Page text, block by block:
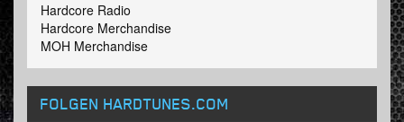
Hardcore Radio
Hardcore Merchandise
MOH Merchandise
FOLGEN HARDTUNES.COM